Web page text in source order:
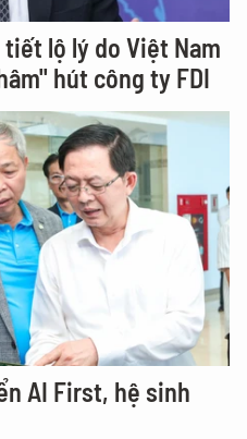
lộ lý do Việt Nam
hút công ty FDI
AI First, hệ sinh